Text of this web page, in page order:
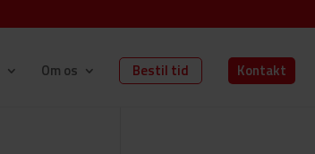
Om os Bestil tid Kontakt